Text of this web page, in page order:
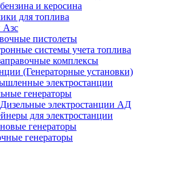
бензина и керосина
для топлива
пистолеты
системы учета топлива
комплексы
(Генераторные установки)
электростанции
генераторы
Дизельные электростанции АД
для электростанции
генераторы
генераторы